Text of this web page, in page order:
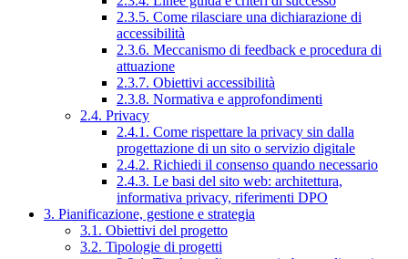
2.3.5. Come rilasciare una dichiarazione di
accessibilità
2.3.6. Meccanismo di feedback e procedura di
attuazione
2.3.7. Obiettivi accessibilità
2.3.8. Normativa e approfondimenti
2.4. Privacy
2.4.1. Come rispettare la privacy sin dalla
progettazione di un sito o servizio digitale
2.4.2. Richiedi il consenso quando necessario
2.4.3. Le basi del sito web: architettura,
informativa privacy, riferimenti DPO
3. Pianificazione, gestione e strategia
3.1. Obiettivi del progetto
3.2. Tipologie di progetti